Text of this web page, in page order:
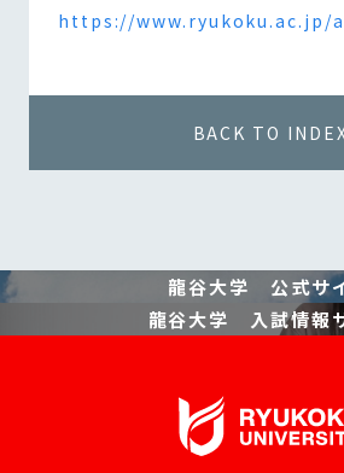
https://
BACK TO
龍谷大学 公式サ
龍谷大学 入試情報